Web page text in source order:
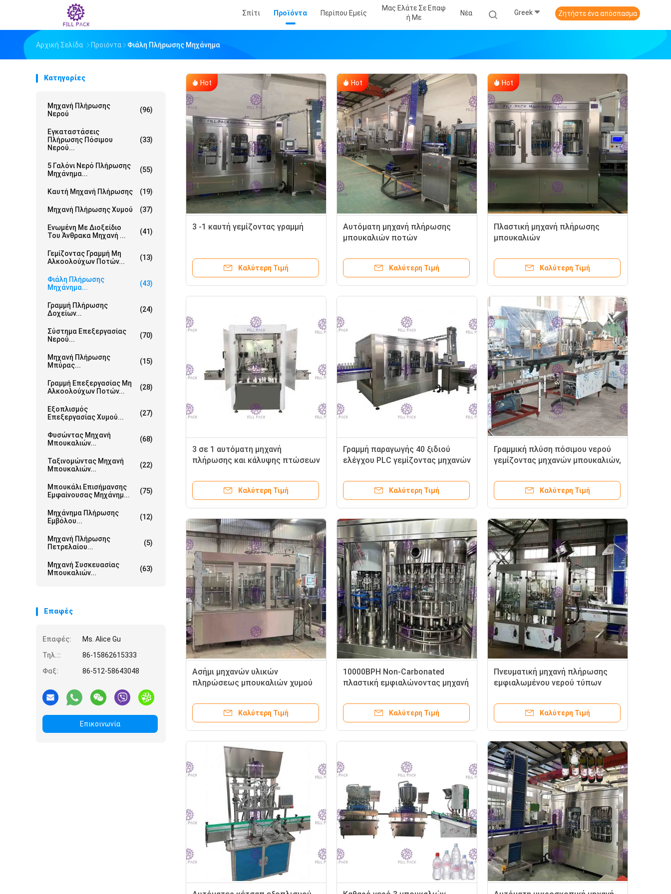
Σπίτι Προϊόντα Περίπου Εμείς
Μας Ελάτε Σε Επαφ
Ή Με
Νέα Greek Ζητήστε ένα απόσπασμα
Αρχική Σελίδα Προϊόντα Φιάλη Πλήρωσης Μηχάνημα
Κατηγορίες
Μηχανή Πλήρωσης
Νερού
(96)
Εγκαταστάσεις
Πλήρωσης Πόσιμου
Νερού...
(33)
5 Γαλόνι Νερό Πλήρωσης
Μηχάνημα...
(55)
Καυτή Μηχανή Πλήρωσης (19)
Μηχανή Πλήρωσης Χυμού (37)
Ενωμένη Με Διοξείδιο
Του Άνθρακα Μηχανή ...
(41)
Γεμίζοντας Γραμμή Μη
Αλκοολούχων Ποτών...
(13)
Φιάλη Πλήρωσης
Μηχάνημα...
(43)
Γραμμή Πλήρωσης
Δοχείων...
(24)
Σύστημα Επεξεργασίας
Νερού...
(70)
Μηχανή Πλήρωσης
Μπύρας...
(15)
Γραμμή Επεξεργασίας Μη
Αλκοολούχων Ποτών...
(28)
Εξοπλισμός
Επεξεργασίας Χυμού...
(27)
Φυσώντας Μηχανή
Μπουκαλιών...
(68)
Ταξινομώντας Μηχανή
Μπουκαλιών...
(22)
Μπουκάλι Επισήμανσης
Εμφαίνουσας Μηχάνημ...
(75)
Μηχάνημα Πλήρωσης
Εμβόλου...
(12)
Μηχανή Πλήρωσης
Πετρελαίου...
(5)
Μηχανή Συσκευασίας
Μπουκαλιών...
(63)
Επαφές
Επαφές:
Ms. Alice Gu
Τηλ.::
86-15862615333
Φαξ:
86-512-58643048
Επικοινωνία
Hot
3 -1 καυτή γεμίζοντας γραμμή
Καλύτερη Τιμή
Hot
Αυτόματη μηχανή πλήρωσης
μπουκαλιών ποτών
Καλύτερη Τιμή
Hot
Πλαστική μηχανή πλήρωσης
μπουκαλιών
Καλύτερη Τιμή
3 σε 1 αυτόματη μηχανή
πλήρωσης και κάλυψης πτώσεων
σύστημα
Καλύτερη Τιμή
Γραμμή παραγωγής 40 ξιδιού
ελέγχου PLC γεμίζοντας μηχανών
Καλύτερη Τιμή
Γραμμική πλύση πόσιμου νερού
γεμίζοντας μηχανών μπουκαλιών,
Καλύτερη Τιμή
Ασήμι μηχανών υλικών
πληρώσεως μπουκαλιών χυμού
την ανακύκλωση του συστήματος
Καλύτερη Τιμή
10000BPH Non-Carbonated
πλαστική εμφιαλώνοντας μηχανή
CIP
Καλύτερη Τιμή
Πνευματική μηχανή πλήρωσης
εμφιαλωμένου νερού τύπων
μηχανή μαρκαρίσματος
Καλύτερη Τιμή